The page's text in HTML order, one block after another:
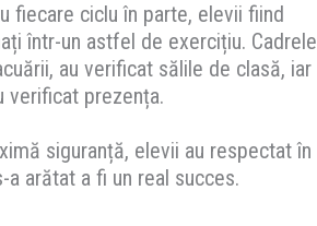
fiecare ciclu în parte, elevii fiind
într-un astfel de exercițiu. Cadrele
au verificat sălile de clasă, iar
verificat prezența.
siguranță, elevii au respectat în
arătat a fi un real succes.